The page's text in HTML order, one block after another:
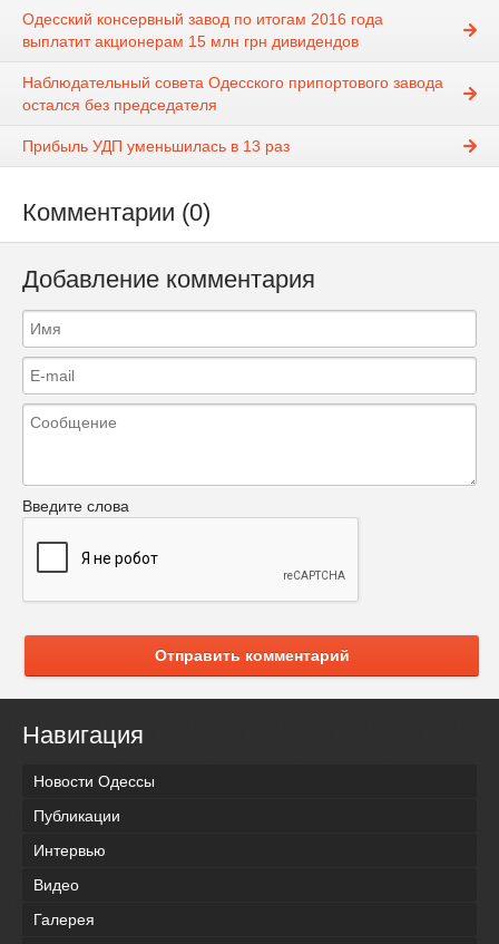
Одесский консервный завод по итогам 2016 года
выплатит акционерам 15 млн грн дивидендов
Наблюдательный совета Одесского припортового завода
остался без председателя
Прибыль УДП уменьшилась в 13 раз
Комментарии (0)
Добавление комментария
Введите слова
Отправить комментарий
Навигация
Новости Одессы
Публикации
Интервью
Видео
Галерея